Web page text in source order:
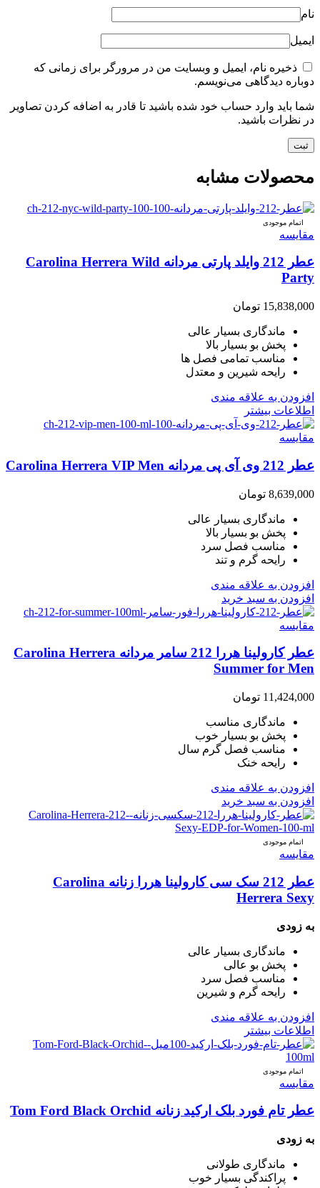
نام
ایمیل
ذخیره نام، ایمیل و وبسایت من در مرورگر برای زمانی که
دوباره دیدگاهی می‌نویسم.
شما باید وارد حساب خود شده باشید تا قادر به اضافه کردن تصاویر
در نظرات باشید.
محصولات مشابه
اتمام موجودی
مقایسه
عطر 212 وایلد پارتی مردانه Carolina Herrera Wild
Party
15,838,000 تومان
ماندگاری بسیار عالی
پخش بو بسیار بالا
مناسب تمامی فصل ها
رایحه شیرین و معتدل
افزودن به علاقه مندی
اطلاعات بیشتر
مقایسه
عطر 212 وی آی پی مردانه Carolina Herrera VIP Men
8,639,000 تومان
ماندگاری بسیار عالی
پخش بو بسیار بالا
مناسب فصل سرد
رایحه گرم و تند
افزودن به علاقه مندی
افزودن به سبد خرید
مقایسه
عطر کارولینا هررا 212 سامر مردانه Carolina Herrera
Summer for Men
11,424,000 تومان
ماندگاری مناسب
پخش بو بسیار خوب
مناسب فصل گرم سال
رایحه خنک
افزودن به علاقه مندی
افزودن به سبد خرید
اتمام موجودی
مقایسه
عطر 212 سک سی کارولینا هررا زنانه Carolina
Herrera Sexy
به زودی
ماندگاری بسیار عالی
پخش بو عالی
مناسب فصل سرد
رایحه گرم و شیرین
افزودن به علاقه مندی
اطلاعات بیشتر
اتمام موجودی
مقایسه
عطر تام فورد بلک ارکید زنانه Tom Ford Black Orchid
به زودی
ماندگاری طولانی
پراکندگی بسیار خوب